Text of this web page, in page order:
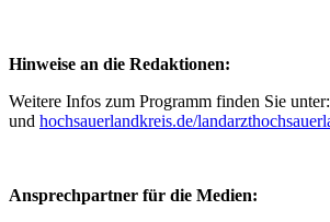
Hinweise an die Redaktionen:
Weitere Infos zum Programm finden Sie unter:
und hochsauerlandkreis.de/
Ansprechpartner für die Medien: